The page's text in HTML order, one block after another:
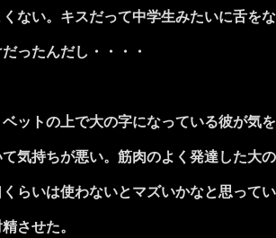
い。キスだって中学生みたいに舌を
ったんだし・・・・
トの上で大の字になっている彼が気を
持ちが悪い。筋肉のよく発達した大
いは使わないとマズいかなと思って
させた。